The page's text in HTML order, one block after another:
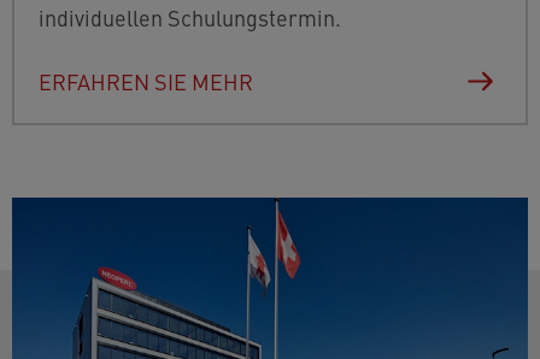
individuellen Schulungstermin.
ERFAHREN SIE MEHR